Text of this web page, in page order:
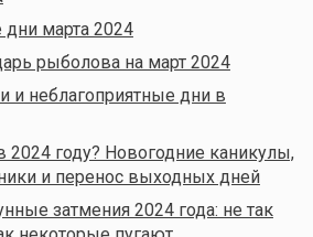
дни марта 2024
рыболова на март 2024
и неблагоприятные дни в
2024 году? Новогодние каникулы,
и перенос выходных дней
затмения 2024 года: не так